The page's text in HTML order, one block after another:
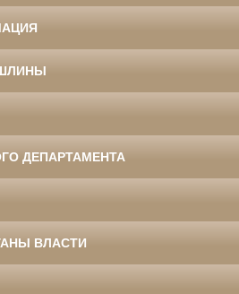
ДЕПАРТАМЕНТА
ВЛАСТИ